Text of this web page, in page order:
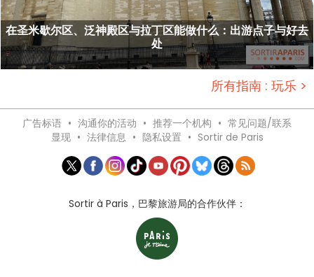
在圣米歇尔区、泛神殿区与拉丁区能做什么：出游点子与好去
处
所有指南 : 玩乐 >
广告标语 • 沟通你的活动 • 推荐一个机构 • 常见问题/联系
显现 • 法律信息 • 隐私设置 • Sortir de Paris
Sortir à Paris，巴黎旅游局的合作伙伴：